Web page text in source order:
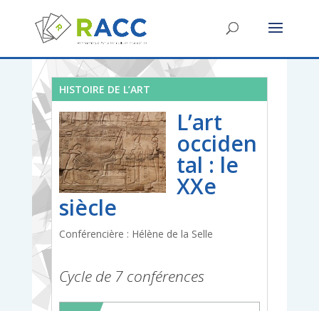
HISTOIRE DE L’ART
L’art
occiden
tal : le
XXe
siècle
Conférencière : Hélène de la Selle
Cycle de 7 conférences